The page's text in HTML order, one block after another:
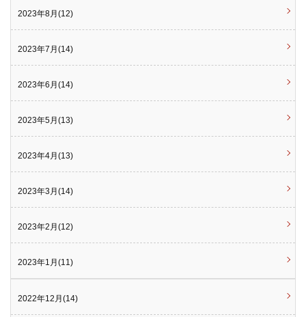
2023年8月(12)
2023年7月(14)
2023年6月(14)
2023年5月(13)
2023年4月(13)
2023年3月(14)
2023年2月(12)
2023年1月(11)
2022年12月(14)